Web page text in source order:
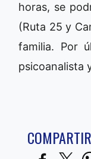
horas, se
(Ruta 25 y
familia. Por
psicoanalista